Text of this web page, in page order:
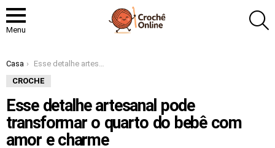
Menu
Você está aqui:
Casa
Esse detalhe artesanal pode transformar o quarto do bebê com amor e charme
CROCHE
Esse detalhe artesanal pode
transformar o quarto do bebê com
amor e charme